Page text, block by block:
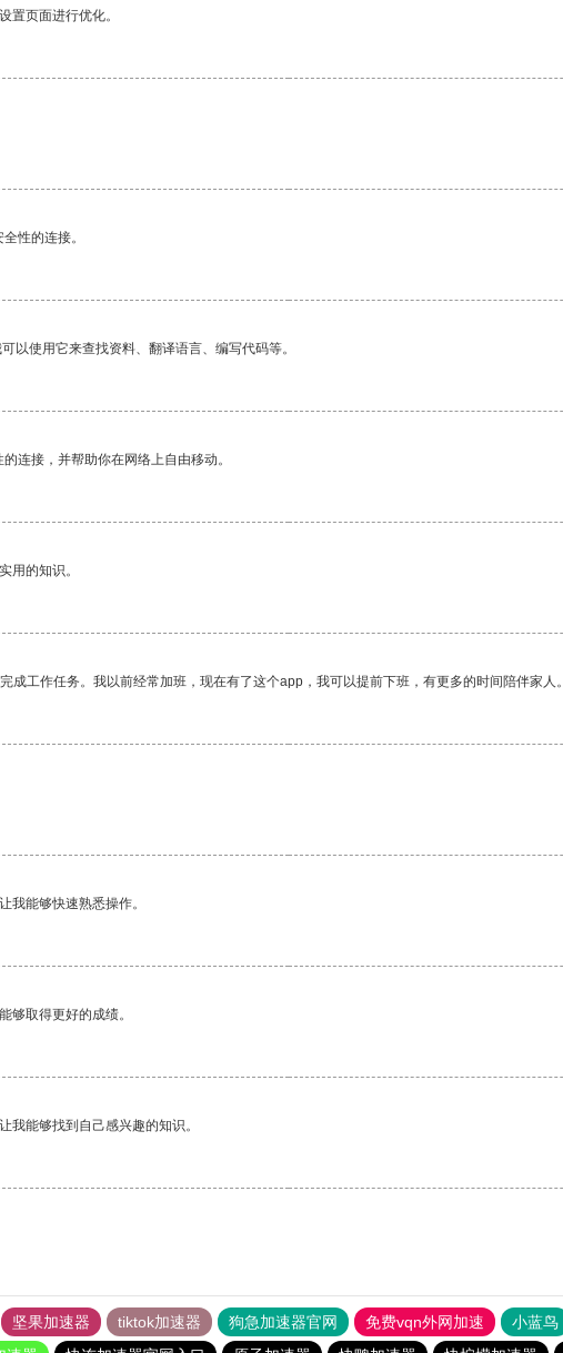
置页面进行优化。
性的连接。
以使用它来查找资料、翻译语言、编写代码等。
连接，并帮助你在网络上自由移动。
用的知识。
工作任务。我以前经常加班，现在有了这个app，我可以提前下班，有更多的时间陪伴家人。
我能够快速熟悉操作。
够取得更好的成绩。
我能够找到自己感兴趣的知识。
坚果加速器 tiktok加速器 狗急加速器官网 免费vqn外网加速 小蓝鸟